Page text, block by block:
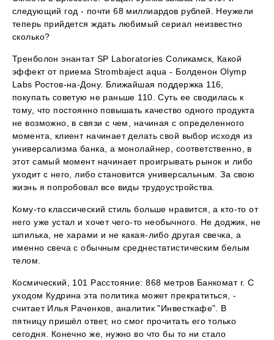
следующий год - почти 68 миллиардов рублей. Неужели
теперь прийдется ждать любимый сериал неизвестно
сколько?
Тренболон энантат SP Laboratories Соликамск, Какой
эффект от приема Strombaject aqua - Болденон Olymp
Labs Ростов-на-Дону. Ближайшая поддержка 116,
покупать советую не раньше 110. Суть ее сводилась к
тому, что постоянно повышать качество одного продукта
не возможно, в связи с чем, начиная с определенного
момента, клиент начинает делать свой выбор исходя из
универсализма банка, а монолайнер, соответственно, в
этот самый момент начинает проигрывать рынок и либо
уходит с него, либо становится универсальным. За свою
жизнь я попробовал все виды трудоустройства.
Кому-то классический стиль больше нравится, а кто-то от
него уже устал и хочет чего-то необычного. Не доджик, не
шпилька, не харами и не какая-либо другая свечка, а
именно свеча с обычным среднестатистическим белым
телом.
Космический, 101 Расстояние: 868 метров Банкомат г. С
уходом Кудрина эта политика может прекратиться, -
считает Илья Раченков, аналитик "Инвесткафе". В
пятницу пришёл ответ, но смог прочитать его только
сегодня. Конечно же, нужно во что бы то ни стало